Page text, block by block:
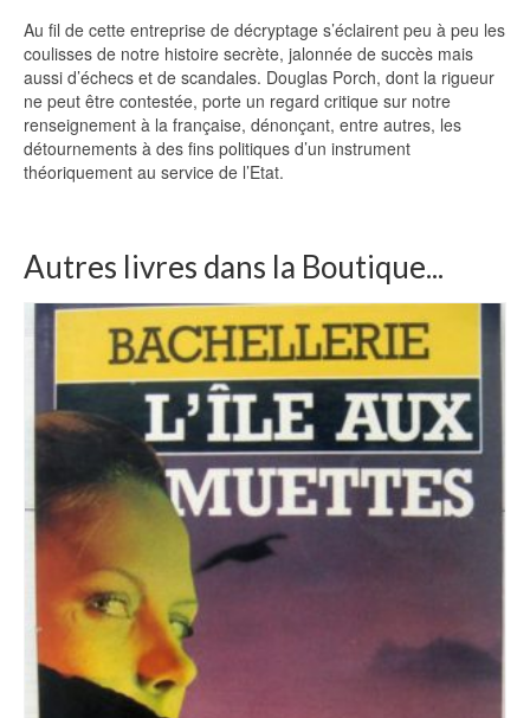
Au fil de cette entreprise de décryptage s’éclairent peu à peu les
coulisses de notre histoire secrète, jalonnée de succès mais
aussi d’échecs et de scandales. Douglas Porch, dont la rigueur
ne peut être contestée, porte un regard critique sur notre
renseignement à la française, dénonçant, entre autres, les
détournements à des fins politiques d’un instrument
théoriquement au service de l’Etat.
Autres livres dans la Boutique...